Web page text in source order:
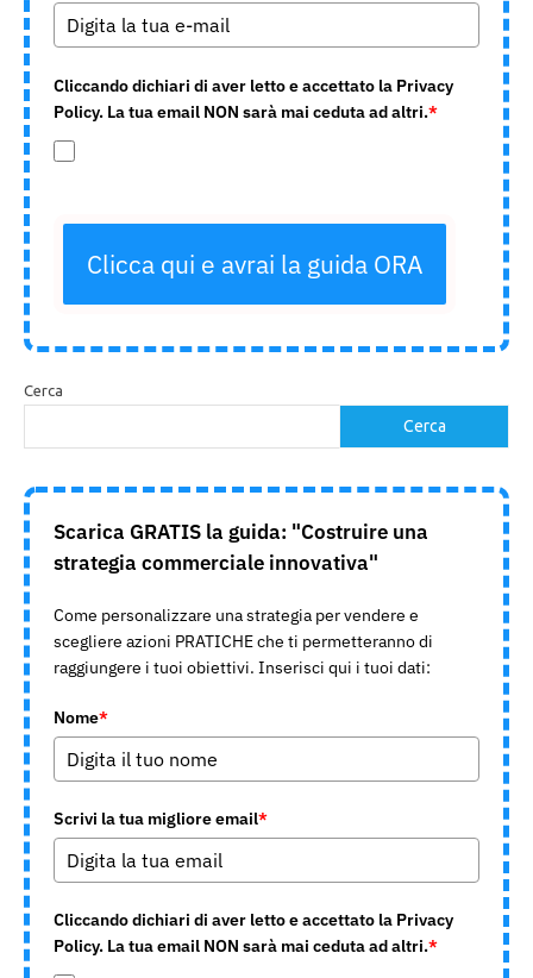
Cliccando dichiari di aver letto e accettato la Privacy
Policy. La tua email NON sarà mai ceduta ad altri.*
Clicca qui e avrai la guida ORA
Cerca
Cerca
Scarica GRATIS la guida: "Costruire una
strategia commerciale innovativa"
Come personalizzare una strategia per vendere e
scegliere azioni PRATICHE che ti permetteranno di
raggiungere i tuoi obiettivi. Inserisci qui i tuoi dati:
Nome*
Scrivi la tua migliore email*
Cliccando dichiari di aver letto e accettato la Privacy
Policy. La tua email NON sarà mai ceduta ad altri.*